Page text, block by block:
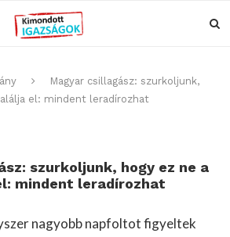
Magyar csillagász: szurkoljunk,
el: mindent leradírozhat
szurkoljunk, hogy ez ne a
mindent leradírozhat
nagyobb napfoltot figyeltek